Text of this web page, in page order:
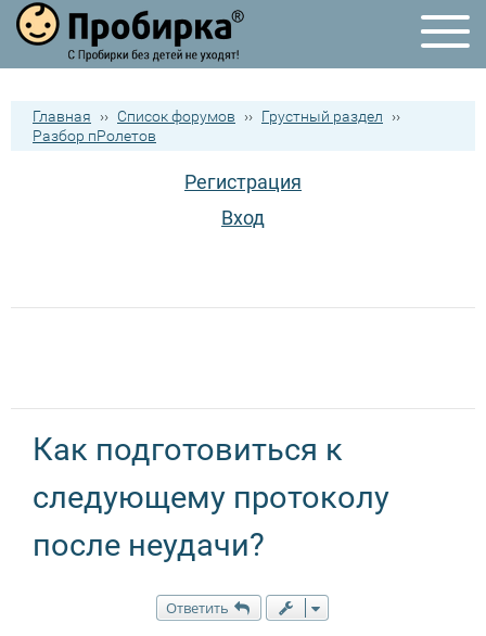
Главная ›› Список форумов ›› Грустный раздел
››
Разбор пРолетов
Регистрация
Вход
Как подготовиться к
следующему протоколу
после неудачи?
Ответить